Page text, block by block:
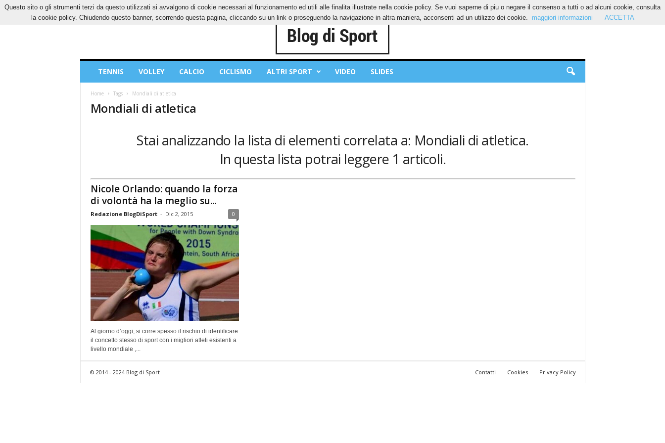
VENERDÌ, 7 AGOSTO 2026 CONTATTI COOKIES PRIVACY POLICY
Sport
TENNIS VOLLEY CALCIO CICLISMO ALTRI SPORT VIDEO SLIDES
Home Tags Mondiali di atletica
Mondiali di atletica
Stai analizzando la lista di elementi correlata a: Mondiali di atletica.
In questa lista potrai leggere 1 articoli.
Nicole Orlando: quando la forza
di volontà ha la meglio su...
Redazione BlogDiSport - Dic 2, 2015 0
Al giorno d’oggi, si corre spesso il rischio di identificare
il concetto stesso di sport con i migliori atleti esistenti a
livello mondiale ,...
Contatti Cookies Privacy Policy
© 2014 - 2024 Blog di Sport
Questo sito o gli strumenti terzi da questo utilizzati si avvalgono di cookie necessari al funzionamento ed utili alle finalita illustrate nella cookie policy. Se vuoi saperne di piu o negare il consenso a tutti o ad alcuni cookie, consulta
la cookie policy. Chiudendo questo banner, scorrendo questa pagina, cliccando su un link o proseguendo la navigazione in altra maniera, acconsenti ad un utilizzo dei cookie.
maggiori informazioni ACCETTA